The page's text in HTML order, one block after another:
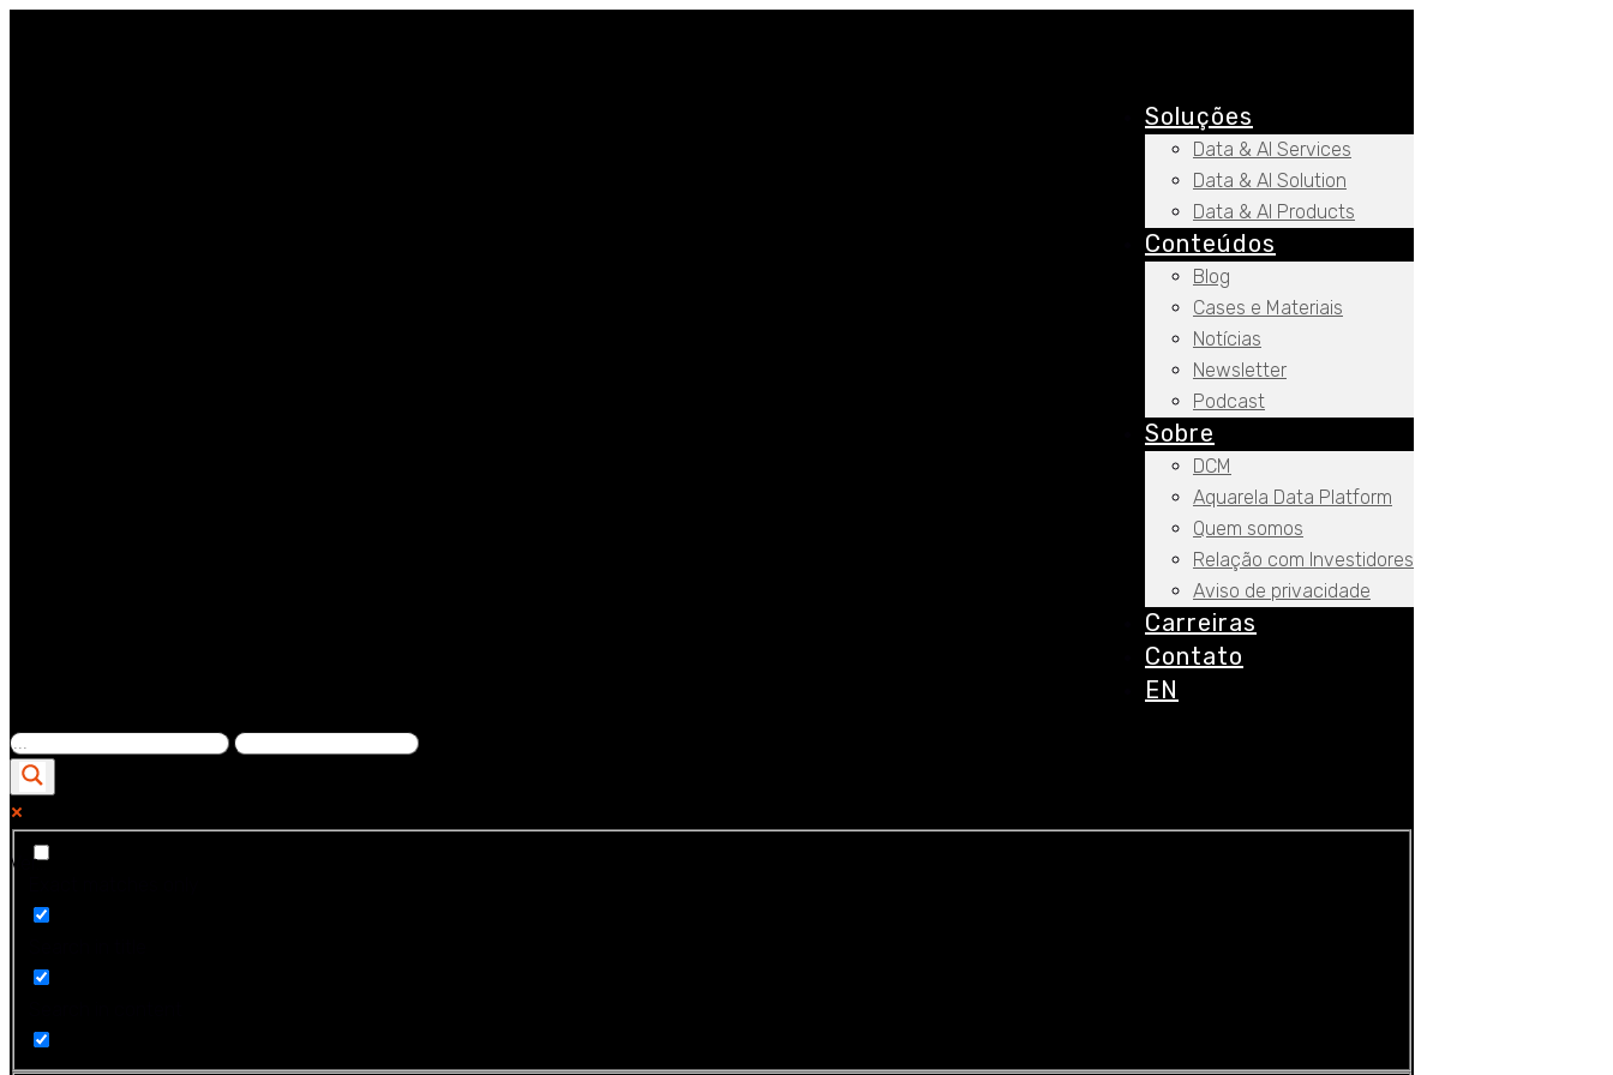
Soluções
Data & AI Services
Data & AI Solution
Data & AI Products
Conteúdos
Blog
Cases e Materiais
Notícias
Newsletter
Podcast
Sobre
DCM
Aquarela Data Platform
Quem somos
Relação com Investidores
Aviso de privacidade
Carreiras
Contato
EN
Ver...